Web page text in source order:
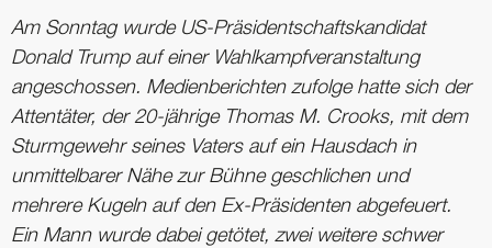
Am Sonntag wurde US-Präsidentschaftskandidat
Donald Trump auf einer Wahlkampfveranstaltung
angeschossen. Medienberichten zufolge hatte sich der
Attentäter, der 20-jährige Thomas M. Crooks, mit dem
Sturmgewehr seines Vaters auf ein Hausdach in
unmittelbarer Nähe zur Bühne geschlichen und
mehrere Kugeln auf den Ex-Präsidenten abgefeuert.
Ein Mann wurde dabei getötet, zwei weitere schwer